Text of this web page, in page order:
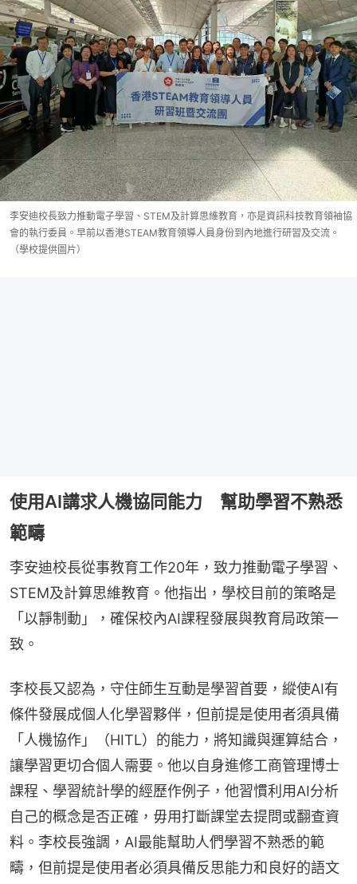
李安迪校長致力推動電子學習、STEM及計算思維教育，亦是資訊科技教育領袖協
會的執行委員。早前以香港STEAM教育領導人員身份到內地進行研習及交流。
（學校提供圖片）
使用AI講求人機協同能力 幫助學習不熟悉
範疇
李安迪校長從事教育工作20年，致力推動電子學習、
STEM及計算思維教育。他指出，學校目前的策略是
「以靜制動」，確保校內AI課程發展與教育局政策一
致。
李校長又認為，守住師生互動是學習首要，縱使AI有
條件發展成個人化學習夥伴，但前提是使用者須具備
「人機協作」（HITL）的能力，將知識與運算結合，
讓學習更切合個人需要。他以自身進修工商管理博士
課程、學習統計學的經歷作例子，他習慣利用AI分析
自己的概念是否正確，毋用打斷課堂去提問或翻查資
料。李校長強調，AI最能幫助人們學習不熟悉的範
疇，但前提是使用者必須具備反思能力和良好的語文